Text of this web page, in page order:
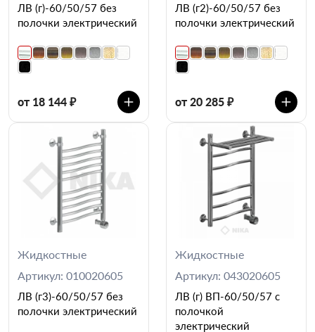
ЛВ (г)-60/50/57 без
полочки электрический
от 18 144 ₽
ЛВ (г2)-60/50/57 без
полочки электрический
от 20 285 ₽
Жидкостные
Артикул: 010020605
ЛВ (г3)-60/50/57 без
полочки электрический
Жидкостные
Артикул: 043020605
ЛВ (г) ВП-60/50/57 с
полочкой
электрический